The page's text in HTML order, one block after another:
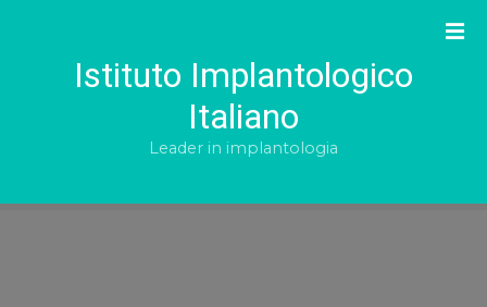
Istituto Implantologico
Italiano
Leader in implantologia